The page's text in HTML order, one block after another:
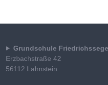
Grundschule
Erzbachstraße 42
56112 Lahnstein